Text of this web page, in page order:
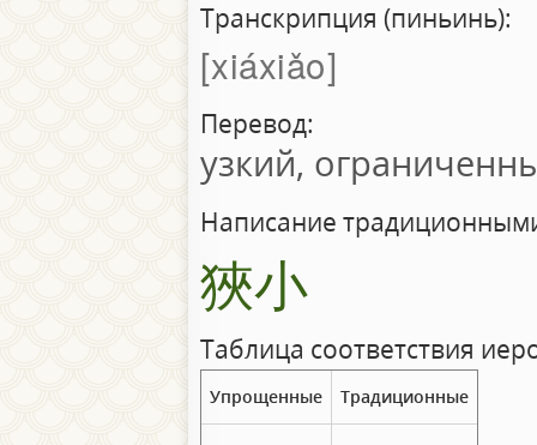
Транскрипция (пиньинь):
xiáxiǎo
Перевод:
узкий,
Написание
狹小
Таблица соответствия
Упрощенные Традиционные